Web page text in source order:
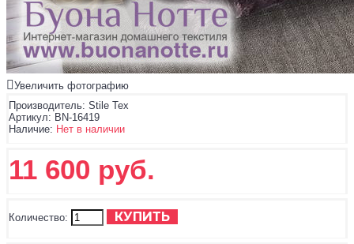
Увеличить фотографию
Производитель: Stile Tex
Артикул: BN-16419
Наличие: Нет в наличии
11 600 руб.
Количество: КУПИТЬ